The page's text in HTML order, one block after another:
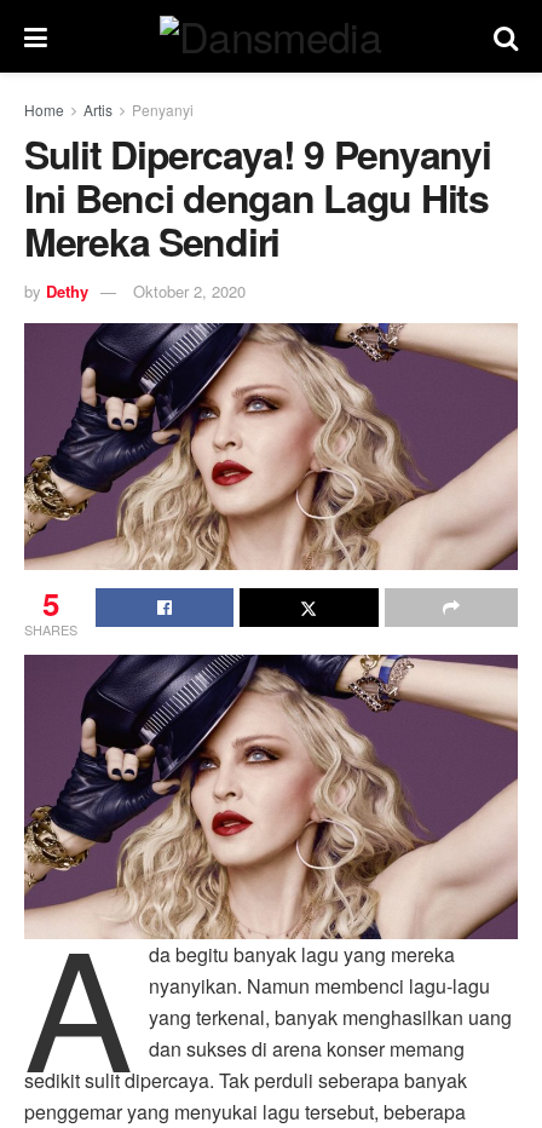
Home Artis Penyanyi
Sulit Dipercaya! 9 Penyanyi
Ini Benci dengan Lagu Hits
Mereka Sendiri
by Dethy Oktober 2, 2020
5
SHARES
A da begitu banyak lagu yang mereka
nyanyikan. Namun membenci lagu-lagu
yang terkenal, banyak menghasilkan uang
dan sukses di arena konser memang
sedikit sulit dipercaya. Tak perduli seberapa banyak
penggemar yang menyukai lagu tersebut, beberapa